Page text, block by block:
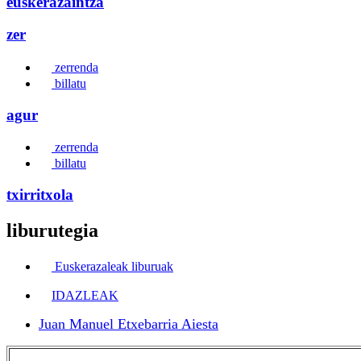
zer
zerrenda
billatu
agur
zerrenda
billatu
txirritxola
liburutegia
Euskerazaleak liburuak
IDAZLEAK
Juan Manuel Etxebarria Aiesta